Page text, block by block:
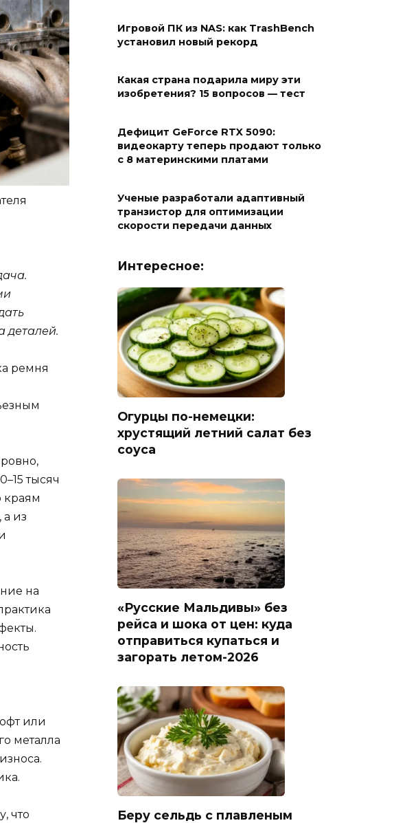
деталей.
ремня
тысяч
краям
а из
на
или
металла
что
Игровой ПК из NAS: как TrashBench
установил новый рекорд
Какая страна подарила миру эти
изобретения? 15 вопросов — тест
Дефицит GeForce RTX 5090:
видеокарту теперь продают только
с 8 материнскими платами
Ученые разработали адаптивный
транзистор для оптимизации
скорости передачи данных
Интересное:
Огурцы по-немецки:
хрустящий летний салат без
соуса
«Русские Мальдивы» без
рейса и шока от цен: куда
отправиться купаться и
загорать летом-2026
Беру сельдь с плавленым